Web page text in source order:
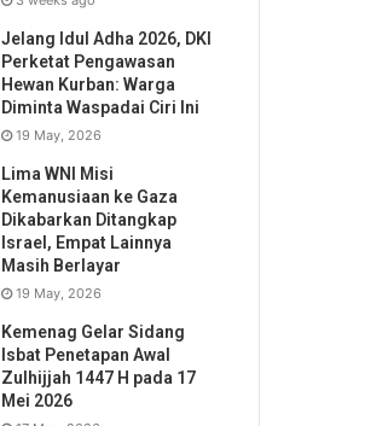
Jelang Idul Adha 2026, DKI
Perketat Pengawasan
Hewan Kurban: Warga
Diminta Waspadai Ciri Ini
19 May, 2026
Lima WNI Misi
Kemanusiaan ke Gaza
Dikabarkan Ditangkap
Israel, Empat Lainnya
Masih Berlayar
19 May, 2026
Kemenag Gelar Sidang
Isbat Penetapan Awal
Zulhijjah 1447 H pada 17
Mei 2026